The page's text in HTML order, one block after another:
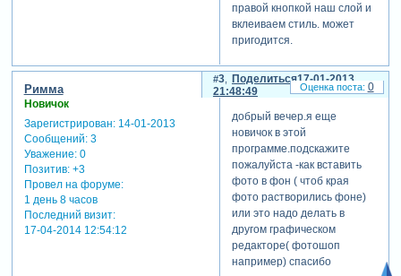
правой кнопкой наш слой и
вклеиваем стиль. может
пригодится.
Поделиться
3
17-01-2013
21:48:49
Римма
Новичок
Зарегистрирован: 14-01-2013
Сообщений:3
Уважение: 0
Позитив: +3
Провел на форуме:
1 день 8 часов
Последний визит:
17-04-2014 12:54:12
добрый вечер.я еще
новичок в этой
программе.подскажите
пожалуйста -как вставить
фото в фон ( чтоб края
фото растворились фоне)
или это надо делать в
другом графическом
редакторе( фотошоп
например) спасибо
0